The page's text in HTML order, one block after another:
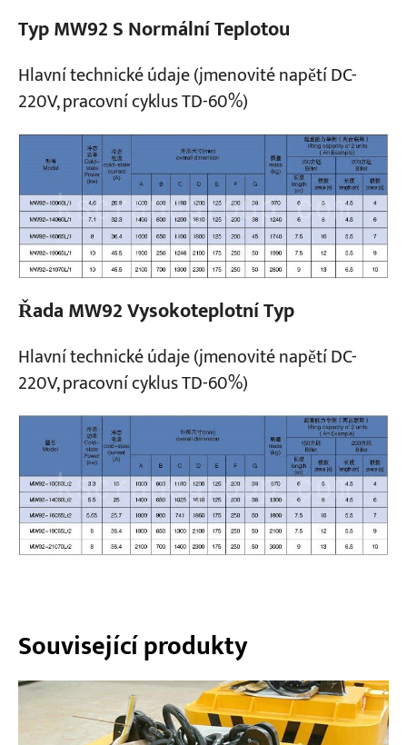
Typ MW92 S Normální Teplotou
Hlavní technické údaje (jmenovité napětí DC-
220V, pracovní cyklus TD-60%)
Řada MW92 Vysokoteplotní Typ
Hlavní technické údaje (jmenovité napětí DC-
220V, pracovní cyklus TD-60%)
Související produkty